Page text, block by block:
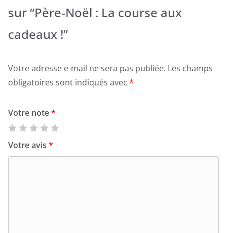
sur “Père-Noël : La course aux
cadeaux !”
Votre adresse e-mail ne sera pas publiée. Les champs
obligatoires sont indiqués avec *
Votre note*
Votre avis *